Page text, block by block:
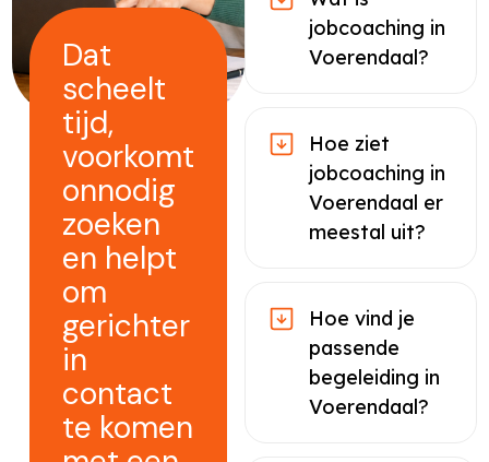
Dat
scheelt
tijd,
voorkomt
onnodig
zoeken
en helpt
om
gerichter
in
contact
te komen
jobcoaching in
Voerendaal?
Hoe ziet
jobcoaching in
Voerendaal er
meestal uit?
Hoe vind je
passende
begeleiding in
Voerendaal?